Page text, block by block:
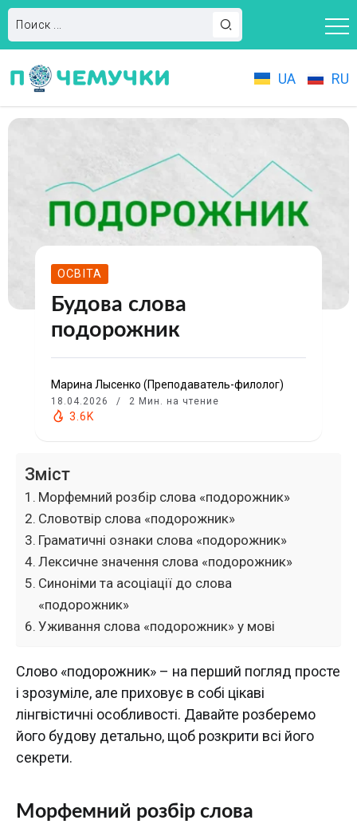
UA RU
ОСВІТА
Будова слова
подорожник
Марина Лысенко (Преподаватель-филолог)
18.04.2026 2 Мин. на чтение
3.6K
Зміст
Морфемний розбір слова «подорожник»
Словотвір слова «подорожник»
Граматичні ознаки слова «подорожник»
Лексичне значення слова «подорожник»
Синоніми та асоціації до слова
«подорожник»
Уживання слова «подорожник» у мові
Слово «подорожник» – на перший погляд просте
і зрозуміле, але приховує в собі цікаві
лінгвістичні особливості. Давайте розберемо
його будову детально, щоб розкрити всі його
секрети.
Морфемний розбір слова